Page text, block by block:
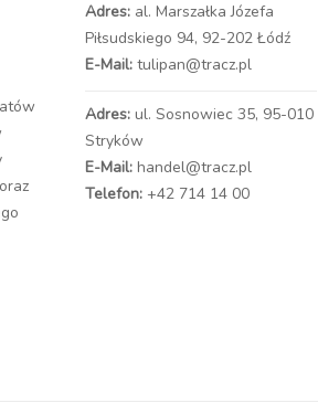
Adres: al. Marszałka Józefa
Piłsudskiego 94, 92-202 Łódź
E-Mail: tulipan@tracz.pl
Adres: ul. Sosnowiec 35, 95-010
Stryków
E-Mail: handel@tracz.pl
Telefon: +42 714 14 00